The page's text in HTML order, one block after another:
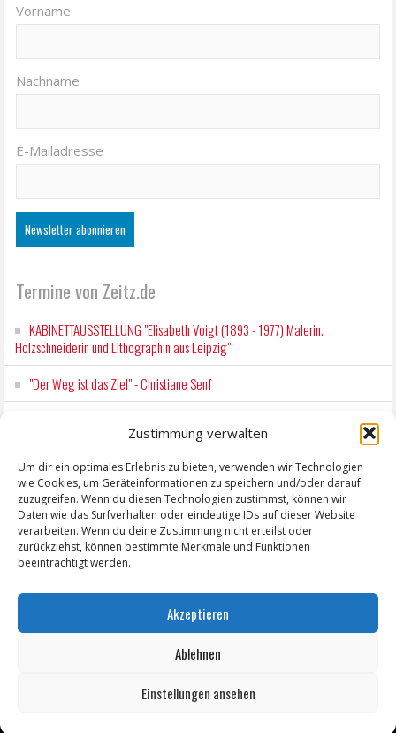
Zustimmung verwalten
Um dir ein optimales Erlebnis zu bieten, verwenden wir Technologien
wie Cookies, um Geräteinformationen zu speichern und/oder darauf
zuzugreifen. Wenn du diesen Technologien zustimmst, können wir
Daten wie das Surfverhalten oder eindeutige IDs auf dieser Website
verarbeiten. Wenn du deine Zustimmung nicht erteilst oder
zurückziehst, können bestimmte Merkmale und Funktionen
beeinträchtigt werden.
Akzeptieren
Ablehnen
Einstellungen ansehen
Vorname
Nachname
E-Mailadresse
Termine von Zeitz.de
KABINETTAUSSTELLUNG "Elisabeth Voigt (1893 - 1977) Malerin.
Holzschneiderin und Lithographin aus Leipzig"
"Der Weg ist das Ziel" - Christiane Senf
Mit der Drahtseilbahn zur ZENTRALSTATION
Copyright © 2026 ZeitzOnline, Reiner Eckel